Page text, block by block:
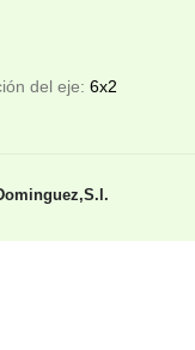
del eje 6x2